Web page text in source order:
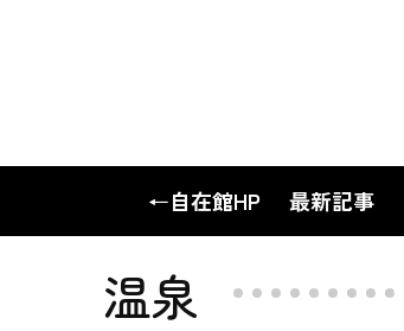
←自在館HP 最新記事
温泉